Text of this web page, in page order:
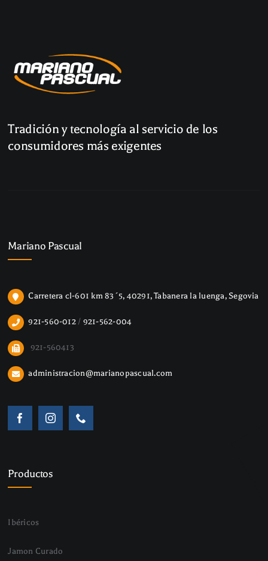
Tradición y tecnología al servicio de los
consumidores más exigentes
Mariano Pascual
Carretera cl-601 km 83´5, 40291, Tabanera la luenga, Segovia
921-560-012/ 921-562-004
921-560413
administracion@marianopascual.com
Productos
Ibéricos
Jamon Curado